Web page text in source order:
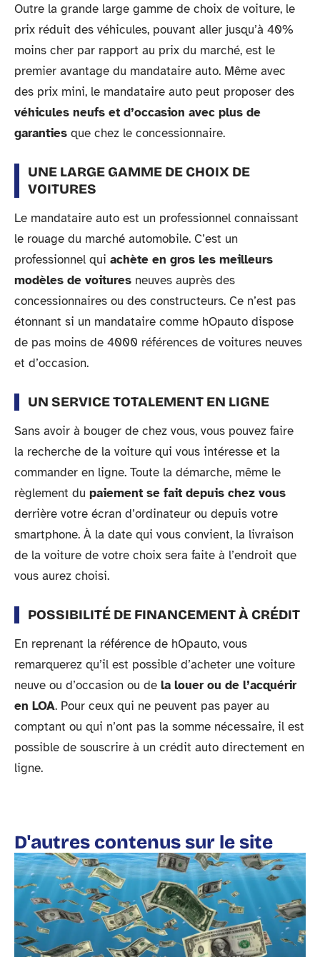
Outre la grande large gamme de choix de voiture, le
prix réduit des véhicules, pouvant aller jusqu’à 40%
moins cher par rapport au prix du marché, est le
premier avantage du mandataire auto. Même avec
des prix mini, le mandataire auto peut proposer des
véhicules neufs et d’occasion avec plus de
garanties que chez le concessionnaire.
UNE LARGE GAMME DE CHOIX DE
VOITURES
Le mandataire auto est un professionnel connaissant
le rouage du marché automobile. C’est un
professionnel qui achète en gros les meilleurs
modèles de voitures neuves auprès des
concessionnaires ou des constructeurs. Ce n’est pas
étonnant si un mandataire comme hOpauto dispose
de pas moins de 4000 références de voitures neuves
et d’occasion.
UN SERVICE TOTALEMENT EN LIGNE
Sans avoir à bouger de chez vous, vous pouvez faire
la recherche de la voiture qui vous intéresse et la
commander en ligne. Toute la démarche, même le
règlement du paiement se fait depuis chez vous
derrière votre écran d’ordinateur ou depuis votre
smartphone. À la date qui vous convient, la livraison
de la voiture de votre choix sera faite à l’endroit que
vous aurez choisi.
POSSIBILITÉ DE FINANCEMENT À CRÉDIT
En reprenant la référence de hOpauto, vous
remarquerez qu’il est possible d’acheter une voiture
neuve ou d’occasion ou de la louer ou de l’acquérir
en LOA. Pour ceux qui ne peuvent pas payer au
comptant ou qui n’ont pas la somme nécessaire, il est
possible de souscrire à un crédit auto directement en
ligne.
D'autres contenus sur le site